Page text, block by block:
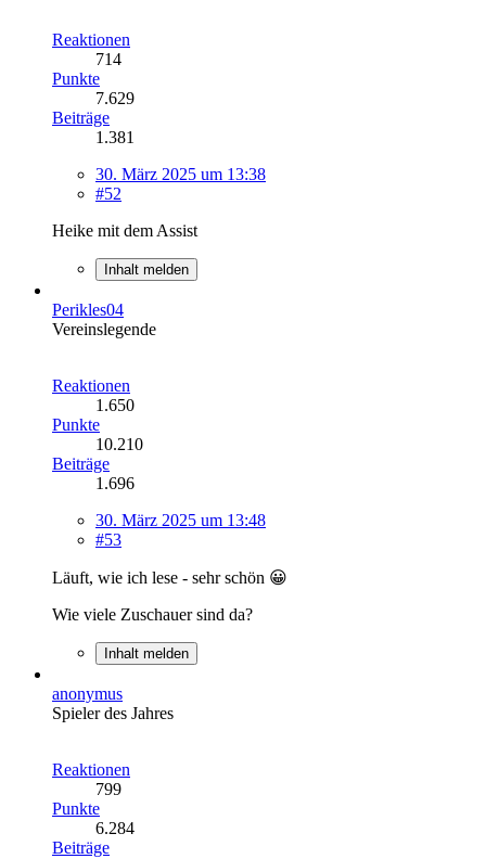
Reaktionen
714
Punkte
7.629
Beiträge
1.381
30. März 2025 um 13:38
#52
Heike mit dem Assist
Inhalt melden
Perikles04
Vereinslegende
Reaktionen
1.650
Punkte
10.210
Beiträge
1.696
30. März 2025 um 13:48
#53
Läuft, wie ich lese - sehr schön 😀
Wie viele Zuschauer sind da?
Inhalt melden
anonymus
Spieler des Jahres
Reaktionen
799
Punkte
6.284
Beiträge